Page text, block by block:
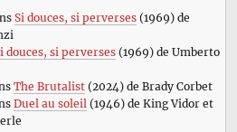
Si douces, si perverses(1969) de
douces, si perverses(1969) de Umberto
The Brutalist(2024) de Brady Corbet
Duel au soleil (1946) de King Vidor et